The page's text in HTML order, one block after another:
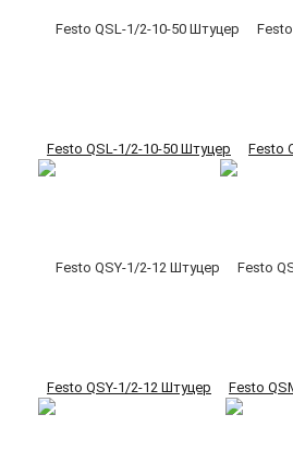
Festo QSL-1/2-10-50 Штуцер Festo
Festo QSY-1/2-12 Штуцер Festo